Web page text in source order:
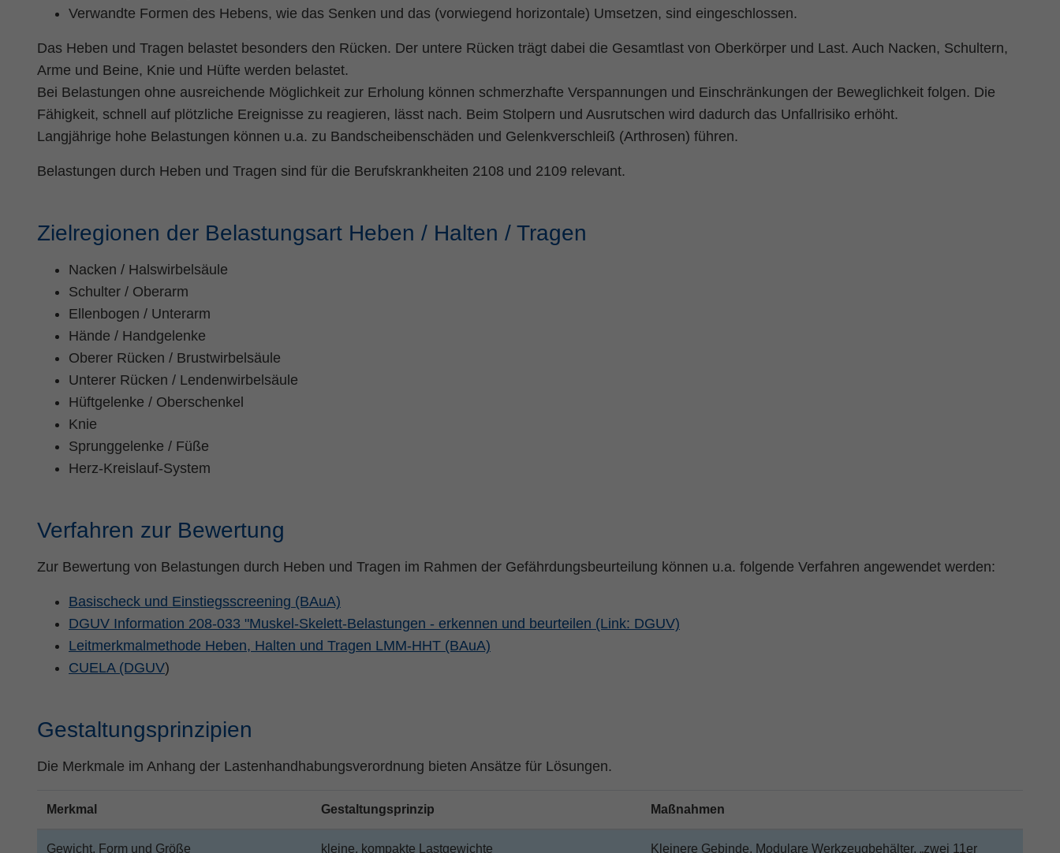
Verwandte Formen des Hebens, wie das Senken und das (vorwiegend horizontale) Umsetzen, sind eingeschlossen.
Das Heben und Tragen belastet besonders den Rücken. Der untere Rücken trägt dabei die Gesamtlast von Oberkörper und Last. Auch Nacken, Schultern,
Arme und Beine, Knie und Hüfte werden belastet.
Bei Belastungen ohne ausreichende Möglichkeit zur Erholung können schmerzhafte Verspannungen und Einschränkungen der Beweglichkeit folgen. Die
Fähigkeit, schnell auf plötzliche Ereignisse zu reagieren, lässt nach. Beim Stolpern und Ausrutschen wird dadurch das Unfallrisiko erhöht.
Langjährige hohe Belastungen können u.a. zu Bandscheibenschäden und Gelenkverschleiß (Arthrosen) führen.
Belastungen durch Heben und Tragen sind für die Berufskrankheiten 2108 und 2109 relevant.
Zielregionen der Belastungsart Heben / Halten / Tragen
Nacken / Halswirbelsäule
Schulter / Oberarm
Ellenbogen / Unterarm
Hände / Handgelenke
Oberer Rücken / Brustwirbelsäule
Unterer Rücken / Lendenwirbelsäule
Hüftgelenke / Oberschenkel
Knie
Sprunggelenke / Füße
Herz-Kreislauf-System
Verfahren zur Bewertung
Zur Bewertung von Belastungen durch Heben und Tragen im Rahmen der Gefährdungsbeurteilung können u.a. folgende Verfahren angewendet werden:
Basischeck und Einstiegsscreening (BAuA)
DGUV Information 208-033 "Muskel-Skelett-Belastungen - erkennen und beurteilen (Link: DGUV)
Leitmerkmalmethode Heben, Halten und Tragen LMM-HHT (BAuA)
CUELA (DGUV)
Gestaltungsprinzipien
Die Merkmale im Anhang der Lastenhandhabungsverordnung bieten Ansätze für Lösungen.
Merkmal Gestaltungsprinzip Maßnahmen
Gewicht, Form und Größe kleine, kompakte Lastgewichte Kleinere Gebinde, Modulare Werkzeugbehälter, „zwei 11er